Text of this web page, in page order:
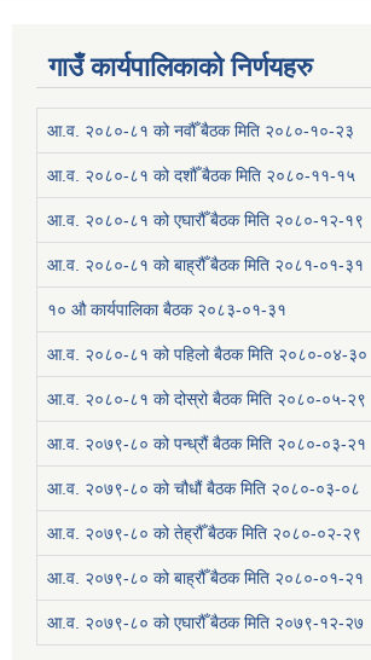
गाउँ कार्यपालिकाको निर्णयहरु
आ.व. २०८०-८१ को नवौँ बैठक मिति २०८०-१०-२३
आ.व. २०८०-८१ को दशौँ बैठक मिति २०८०-११-१५
आ.व. २०८०-८१ को एघारौँ बैठक मिति २०८०-१२-१९
आ.व. २०८०-८१ को बाह्रौँ बैठक मिति २०८१-०१-३१
१० औ कार्यपालिका बैठक २०८३-०१-३१
आ.व. २०८०-८१ को पहिलो बैठक मिति २०८०-०४-३०
आ.व. २०८०-८१ को दोस्रो बैठक मिति २०८०-०५-२९
आ.व. २०७९-८० को पन्ध्रौं बैठक मिति २०८०-०३-२१
आ.व. २०७९-८० को चौधौं बैठक मिति २०८०-०३-०८
आ.व. २०७९-८० को तेह्रौँ बैठक मिति २०८०-०२-२९
आ.व. २०७९-८० को बाह्रौँ बैठक मिति २०८०-०१-२१
आ.व. २०७९-८० को एघारौँ बैठक मिति २०७९-१२-२७